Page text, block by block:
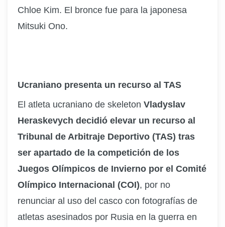
Chloe Kim. El bronce fue para la japonesa
Mitsuki Ono.
Ucraniano presenta un recurso al TAS
El atleta ucraniano de skeleton Vladyslav
Heraskevych decidió elevar un recurso al
Tribunal de Arbitraje Deportivo (TAS) tras
ser apartado de la competición de los
Juegos Olímpicos de Invierno por el Comité
Olímpico Internacional (COI), por no
renunciar al uso del casco con fotografías de
atletas asesinados por Rusia en la guerra en